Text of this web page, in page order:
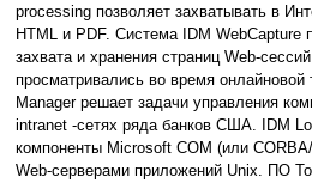
processing позволяет захватывать в
HTML и PDF. Система IDM WebCapture
захвата и хранения страниц Web-
просматривались во время
Manager решает задачи управления
intranet -сетях ряда банков США. IDM
компоненты Microsoft COM (или
Web-серверами приложений Unix. ПО